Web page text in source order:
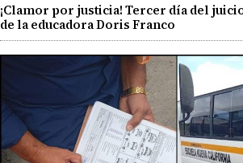
¡Clamor por justicia! Tercer día del
de la educadora Doris Franco